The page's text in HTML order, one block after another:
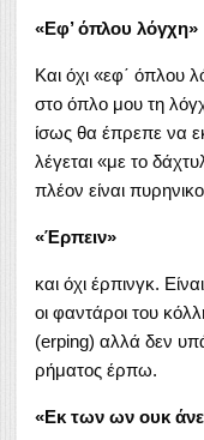
«Εφ’ όπλου λόγχη»
Και όχι «εφ΄ όπλου
στο όπλο μου τη
ίσως θα έπρεπε να
λέγεται «με το
πλέον είναι
«Έρπειν»
και όχι έρπινγκ.
οι φαντάροι του
(erping) αλλά δεν
ρήματος έρπω.
«Εκ των ων ουκ